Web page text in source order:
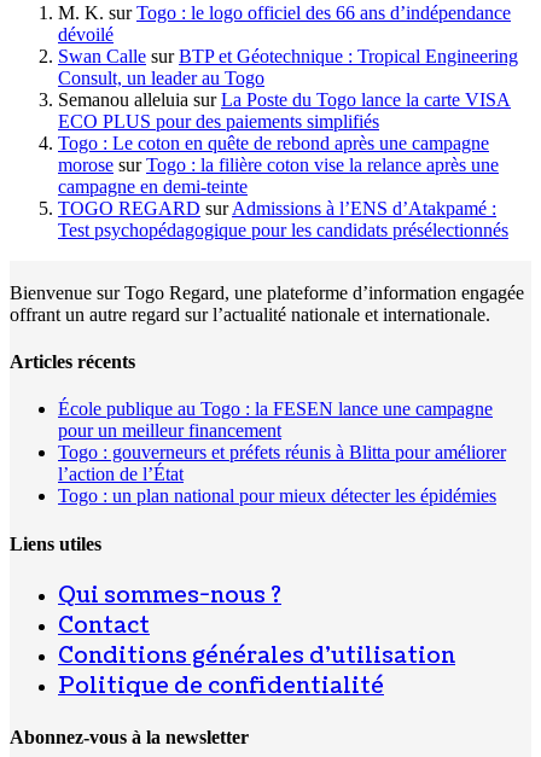
M. K. surTogo : le logo officiel des 66 ans d’indépendance
dévoilé
Swan Calle surBTP et Géotechnique : Tropical Engineering
Consult, un leader au Togo
Semanou alleluia surLa Poste du Togo lance la carte VISA
ECO PLUS pour des paiements simplifiés
Togo : Le coton en quête de rebond après une campagne
morose surTogo : la filière coton vise la relance après une
campagne en demi-teinte
TOGO REGARD surAdmissions à l’ENS d’Atakpamé :
Test psychopédagogique pour les candidats présélectionnés
Bienvenue sur Togo Regard, une plateforme d’information engagée
offrant un autre regard sur l’actualité nationale et internationale.
Articles récents
École publique au Togo : la FESEN lance une campagne
pour un meilleur financement
Togo : gouverneurs et préfets réunis à Blitta pour améliorer
l’action de l’État
Togo : un plan national pour mieux détecter les épidémies
Liens utiles
Qui sommes-nous ?
Contact
Conditions générales d’utilisation
Politique de confidentialité
Abonnez-vous à la newsletter